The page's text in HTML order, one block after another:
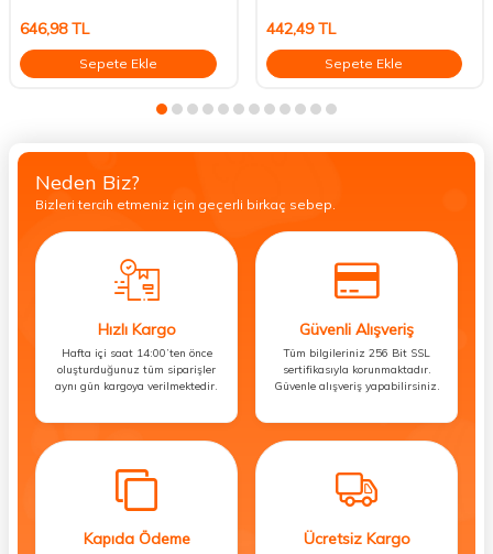
646,98TL
Sepete Ekle
442,49TL
Sepete Ekle
Neden Biz?
Bizleri tercih etmeniz için geçerli birkaç sebep.
Hızlı Kargo
Hafta içi saat 14:00’ten önce
oluşturduğunuz tüm siparişler
aynı gün kargoya verilmektedir.
Güvenli Alışveriş
Tüm bilgileriniz 256 Bit SSL
sertifikasıyla korunmaktadır.
Güvenle alışveriş yapabilirsiniz.
Kapıda Ödeme Ücretsiz Kargo